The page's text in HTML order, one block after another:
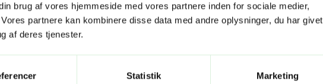
brug af vores hjemmeside med vores partnere inden for sociale medier,
partnere kan kombinere disse data med andre oplysninger, du har givet
af deres tjenester.
Statistik Marketing
ikke fuldendt uden at smage på byens kulinariske
markederne er det perfekte sted at starte dette
berømte chokolade, som har rødder i den gamle
også chokoladeparadiset Mayor Domo, som ligger
at smage de udsøgte søde sager, som byen er så kendt